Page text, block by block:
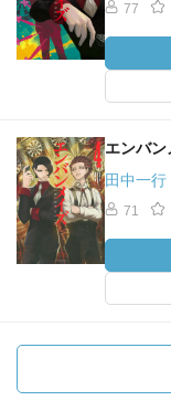
77
エンバ
田中一行
71